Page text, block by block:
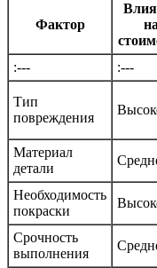
Фактор
на
:--- :---
Тип
повреждения
Материал
детали
Необходимость
покраски
Срочность
выполнения